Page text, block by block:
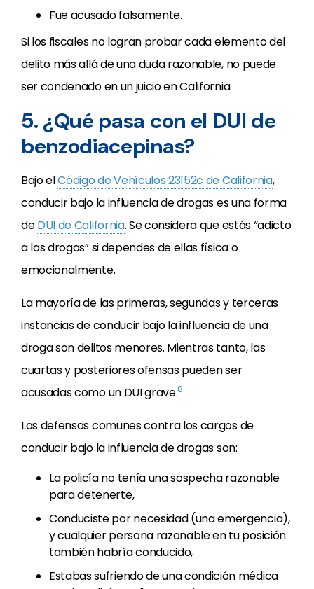
Fue acusado falsamente.
Si los fiscales no logran probar cada elemento del
delito más allá de una duda razonable, no puede
ser condenado en un juicio en California.
5. ¿Qué pasa con el DUI de
benzodiacepinas?
Bajo elCódigo de Vehículos 23152c de California,
conducir bajo la influencia de drogas es una forma
deDUI de California. Se considera que estás “adicto
a las drogas” si dependes de ellas física o
emocionalmente.
La mayoría de las primeras, segundas y terceras
instancias de conducir bajo la influencia de una
droga son delitos menores. Mientras tanto, las
cuartas y posteriores ofensas pueden ser
acusadas como un DUI grave.8
Las defensas comunes contra los cargos de
conducir bajo la influencia de drogas son:
La policía no tenía una sospecha razonable
para detenerte,
Conduciste por necesidad (una emergencia),
y cualquier persona razonable en tu posición
también habría conducido,
Estabas sufriendo de una condición médica